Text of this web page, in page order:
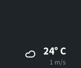
24° C
1 m/s